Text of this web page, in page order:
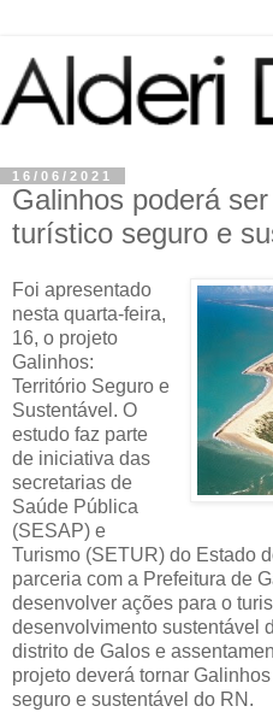
16/06/2021
Galinhos poderá
turístico seguro e
Foi apresentado
nesta quarta-feira,
16, o projeto
Galinhos:
Território Seguro e
Sustentável. O
estudo faz parte
de iniciativa das
secretarias de
Saúde Pública
(SESAP) e
Turismo (SETUR) do Estado
parceria com a Prefeitura de
desenvolver ações para o
desenvolvimento sustentável
distrito de Galos e
projeto deverá tornar
seguro e sustentável do RN.